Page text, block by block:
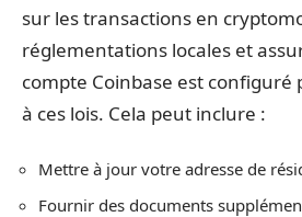
sur les transactions en
réglementations locales et
compte Coinbase est
à ces lois. Cela peut inclure :
Mettre à jour votre adresse de
Fournir des documents